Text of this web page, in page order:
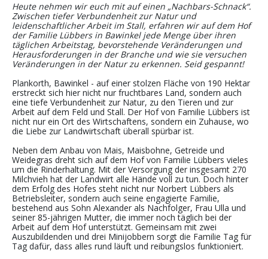
Heute nehmen wir euch mit auf einen „Nachbars-Schnack“.
Zwischen tiefer Verbundenheit zur Natur und
leidenschaftlicher Arbeit im Stall, erfahren wir auf dem Hof
der Familie Lübbers in Bawinkel jede Menge über ihren
täglichen Arbeitstag, bevorstehende Veränderungen und
Herausforderungen in derBrancheund wie sie versuchen
Veränderungen in der Natur zu erkennen. Seid gespannt!
Plankorth, Bawinkel - aufeiner stolzen Fläche von 190 Hektar
erstreckt sich hier nicht nur fruchtbares Land, sondern auch
eine tiefe Verbundenheit zur Natur, zu den Tieren und zur
Arbeit auf dem Feld und Stall. Der Hof von Familie Lübbers ist
nicht nur ein Ort des Wirtschaftens, sondern ein Zuhause, wo
die Liebe zur Landwirtschaft überall spürbar ist.
Neben dem Anbau von Mais, Maisbohne, Getreide und
Weidegras dreht sich auf dem Hof von Familie Lübbers vieles
um dieRinderhaltung. Mit der Versorgung der insgesamt 270
Milchvieh hat der Landwirt alle Hände voll zu tun.Doch hinter
dem Erfolg des Hofes steht nicht nur Norbert Lübbers als
Betriebsleiter, sondern auch seine engagierte Familie,
bestehend aus Sohn Alexander als Nachfolger, Frau Ulla und
seiner 85-jährigen Mutter, die immer noch täglich bei der
Arbeit auf dem Hof unterstützt. Gemeinsam mit zwei
Auszubildenden und drei Minijobbern sorgt die Familie Tag für
Tag dafür, dass alles rund läuft und reibungslos funktioniert.